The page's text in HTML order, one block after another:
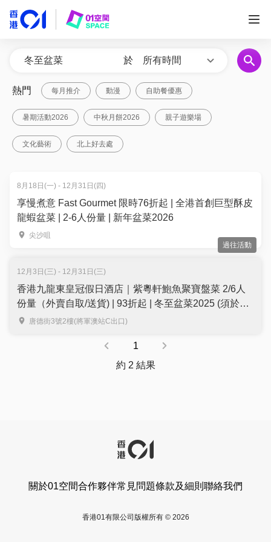
於 所有時間
熱門 每月推介 動漫 自助餐優惠
暑期活動2026 中秋月餅2026 親子遊樂場
文化藝術 北上好去處
8月18日(一) - 12月31日(四)
享慢煮意 Fast Gourmet 限時76折起 | 全港首創巨型酥皮
龍蝦盆菜 | 2-6人份量 | 新年盆菜2026
尖沙咀
過往活動
12月3日(三) - 12月31日(三)
香港九龍東皇冠假日酒店｜紫粵軒鮑魚聚寶盤菜 2/6人
份量（外賣自取/送貨) | 93折起 | 冬至盆菜2025 (須於取
貨日期最少2日前預訂)
唐德街3號2樓(將軍澳站C出口)
1
約 2 結果
關於01空間合作夥伴常見問題條款及細則 聯絡我們
香港01有限公司版權所有 © 2026